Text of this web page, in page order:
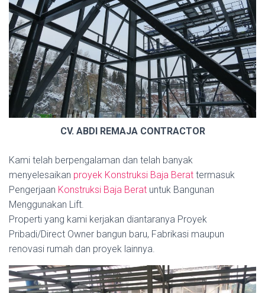
CV. ABDI REMAJA CONTRACTOR
Kami telah berpengalaman dan telah banyak
menyelesaikan proyek Konstruksi Baja Berat termasuk
Pengerjaan Konstruksi Baja Berat untuk Bangunan
Menggunakan Lift.
Properti yang kami kerjakan diantaranya Proyek
Pribadi/Direct Owner bangun baru, Fabrikasi maupun
renovasi rumah dan proyek lainnya.